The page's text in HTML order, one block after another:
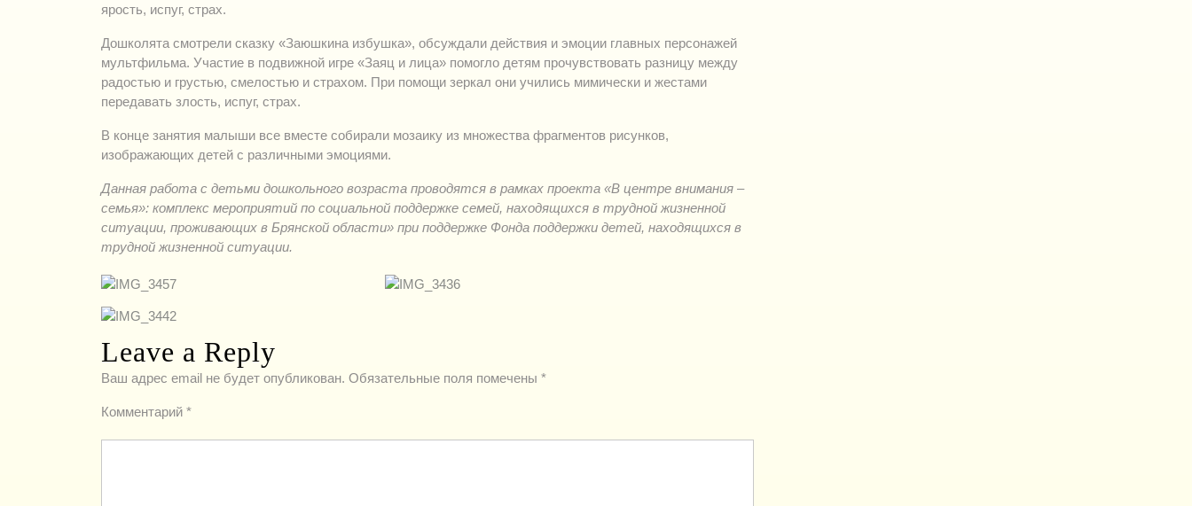
ярость, испуг, страх.
Дошколята смотрели сказку «Заюшкина избушка», обсуждали действия и эмоции главных персонажей
мультфильма. Участие в подвижной игре «Заяц и лица» помогло детям прочувствовать разницу между
радостью и грустью, смелостью и страхом. При помощи зеркал они учились мимически и жестами
передавать злость, испуг, страх.
В конце занятия малыши все вместе собирали мозаику из множества фрагментов рисунков,
изображающих детей с различными эмоциями.
Данная работа с детьми дошкольного возраста проводятся в рамках проекта «В центре внимания –
семья»: комплекс мероприятий по социальной поддержке семей, находящихся в трудной жизненной
ситуации, проживающих в Брянской области» при поддержке Фонда поддержки детей, находящихся в
трудной жизненной ситуации.
Leave a Reply
Ваш адрес email не будет опубликован. Обязательные поля помечены *
Комментарий *